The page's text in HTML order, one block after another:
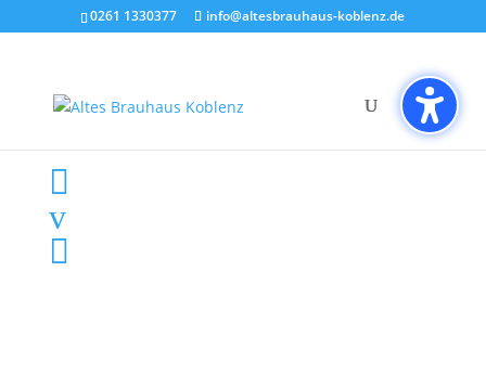
0261 1330377 info@altesbrauhaus-koblenz.de
}

v
